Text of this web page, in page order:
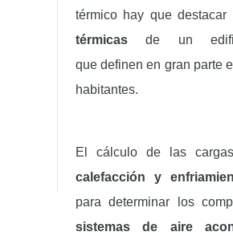
térmico hay que
térmicas de un
que definen en gran parte
habitantes.
El cálculo de las
calefacción y
para determinar los
sistemas de aire